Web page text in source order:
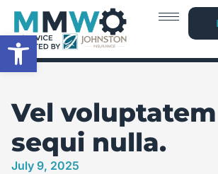
Open toolbar
Vel
sequi nulla.
July 9, 2025